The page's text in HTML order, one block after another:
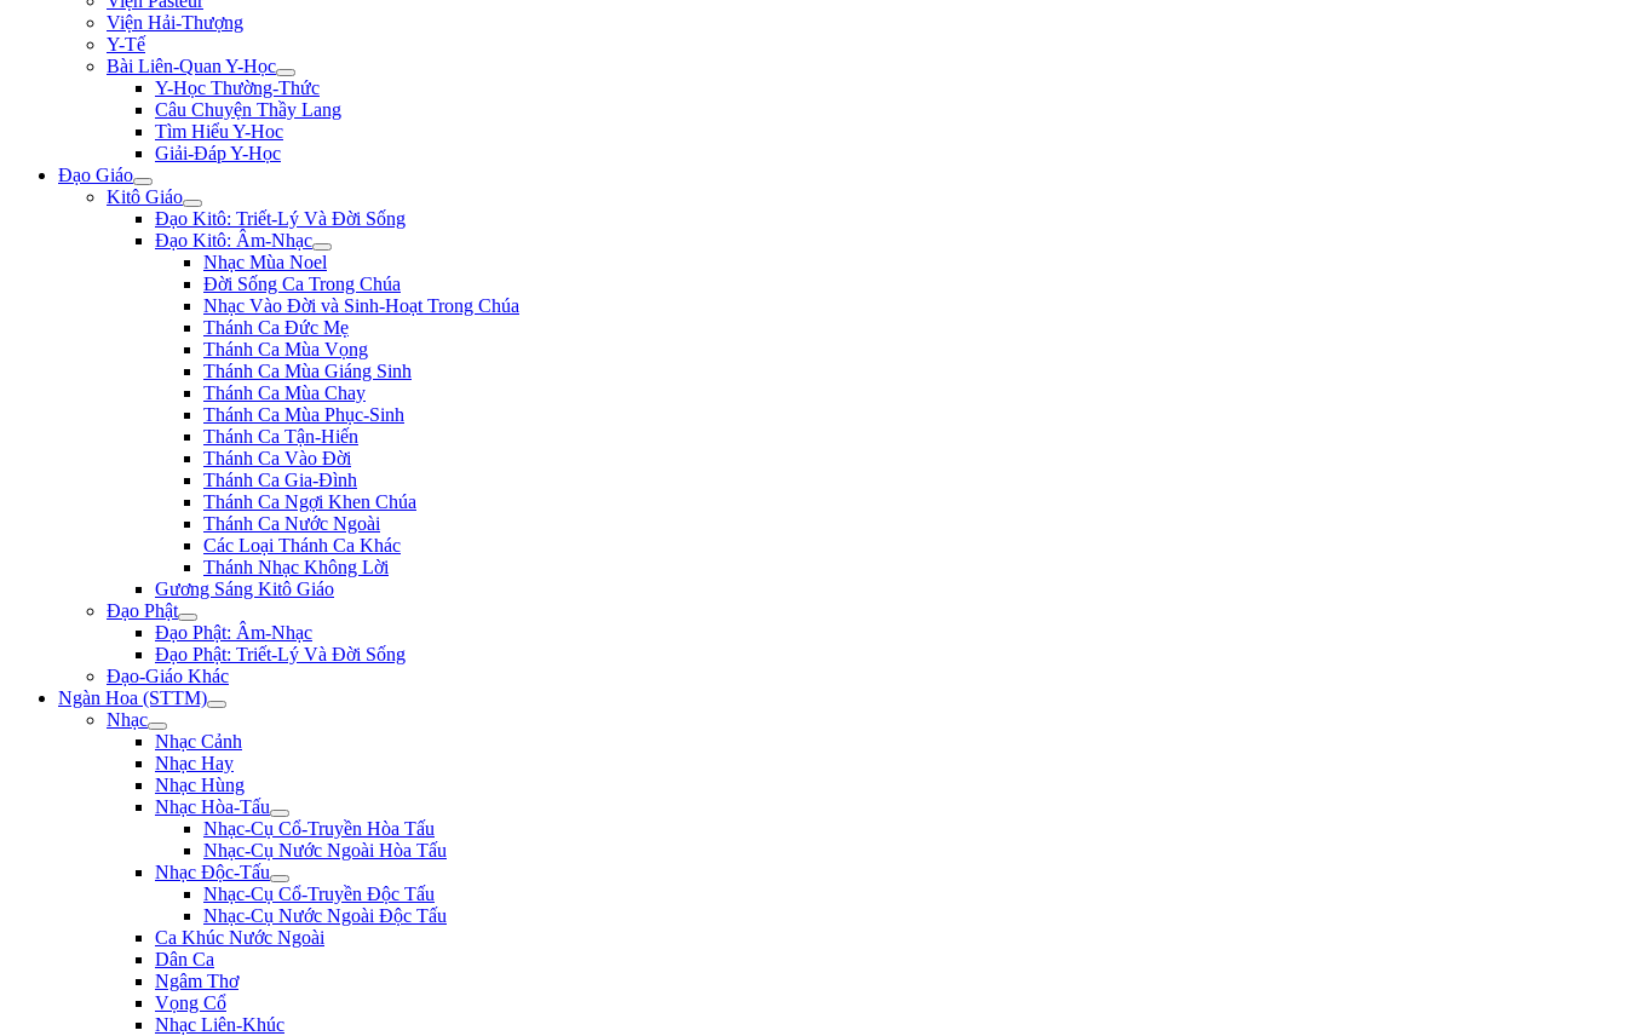
Viện Hải-Thượng
Y-Tế
Bài Liên-Quan Y-Học
Y-Học Thường-Thức
Câu Chuyện Thầy Lang
Tìm Hiểu Y-Hoc
Giải-Đáp Y-Học
Đạo Giáo
Kitô Giáo
Đạo Kitô: Triết-Lý Và Đời Sống
Đạo Kitô: Âm-Nhạc
Nhạc Mùa Noel
Đời Sống Ca Trong Chúa
Nhạc Vào Đời và Sinh-Hoạt Trong Chúa
Thánh Ca Đức Mẹ
Thánh Ca Mùa Vọng
Thánh Ca Mùa Giáng Sinh
Thánh Ca Mùa Chay
Thánh Ca Mùa Phục-Sinh
Thánh Ca Tận-Hiến
Thánh Ca Vào Đời
Thánh Ca Gia-Đình
Thánh Ca Ngợi Khen Chúa
Thánh Ca Nước Ngoài
Các Loại Thánh Ca Khác
Thánh Nhạc Không Lời
Gương Sáng Kitô Giáo
Đạo Phật
Đạo Phật: Âm-Nhạc
Đạo Phật: Triết-Lý Và Đời Sống
Đạo-Giáo Khác
Ngàn Hoa (STTM)
Nhạc
Nhạc Cảnh
Nhạc Hay
Nhạc Hùng
Nhạc Hòa-Tấu
Nhạc-Cụ Cổ-Truyền Hòa Tấu
Nhạc-Cụ Nước Ngoài Hòa Tấu
Nhạc Độc-Tấu
Nhạc-Cụ Cổ-Truyền Độc Tấu
Nhạc-Cụ Nước Ngoài Độc Tấu
Ca Khúc Nước Ngoài
Dân Ca
Ngâm Thơ
Vọng Cổ
Nhạc Liên-Khúc